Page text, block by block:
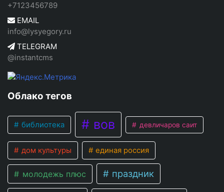
+7123456789
EMAIL
info@lysyegory.ru
TELEGRAM
@instantcms
Облако тегов
библиотека вов девличаров саит
дом культуры единая россия
молодежь плюс праздник